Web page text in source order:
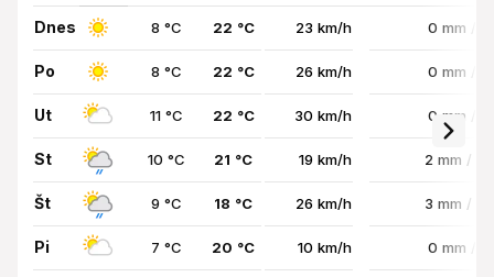
Dnes 8 °C 22 °C 23 km/h 0 mm /
Po 8 °C 22 °C 26 km/h 0 mm /
Ut 11 °C 22 °C 30 km/h 0 mm /
St 10 °C 21 °C 19 km/h 2 mm /
Št 9 °C 18 °C 26 km/h 3 mm /
Pi 7 °C 20 °C 10 km/h 0 mm /